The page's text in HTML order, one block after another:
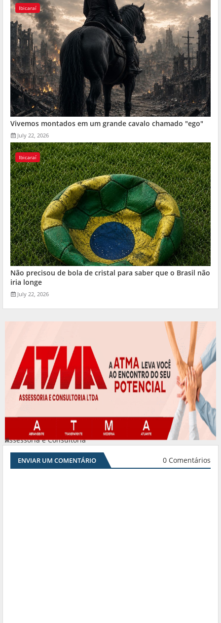
Ibicaraí
Vivemos montados em um grande cavalo chamado "ego"
July 22, 2026
Ibicaraí
Não precisou de bola de cristal para saber que o Brasil não
iria longe
July 22, 2026
Assessoria e Consultoria
#
ENVIAR UM COMENTÁRIO 0 Comentários